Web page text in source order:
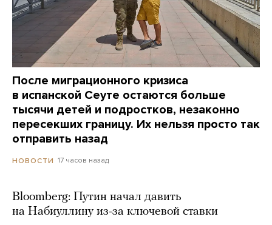
После миграционного кризиса
в испанской Сеуте остаются больше
тысячи детей и подростков, незаконно
пересекших границу. Их нельзя просто так
отправить назад
НОВОСТИ 17 часов назад
Bloomberg: Путин начал давить
на Набиуллину из-за ключевой ставки